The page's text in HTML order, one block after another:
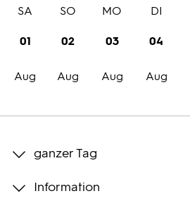
Trailer
Bilder
01
Aug
SA
02
Aug
SO
03
Aug
MO
04
Aug
DI
ganzer Tag
Information